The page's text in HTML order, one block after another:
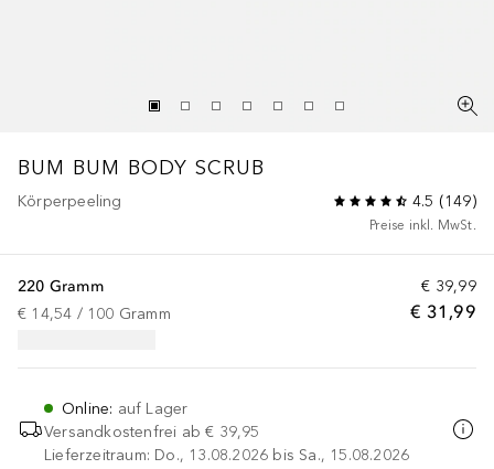
BUM BUM BODY SCRUB
Körperpeeling 4.5 (149)
Preise inkl. MwSt.
€ 39,99
€ 31,99
220 Gramm
€ 14,54 / 100 Gramm
Online: auf Lager
Versandkostenfrei ab € 39,95
Lieferzeitraum: Do., 13.08.2026 bis Sa., 15.08.2026